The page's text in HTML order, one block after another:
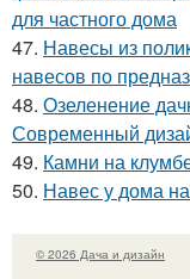
для частного дома
47. Навесы из
навесов по
48. Озеленение
Современный
49. Камни на
50. Навес у дома
© 2026 Дача и дизайн